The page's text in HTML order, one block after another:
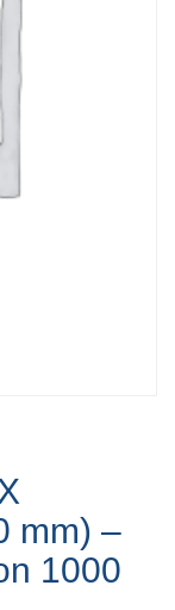
mm) –
1000